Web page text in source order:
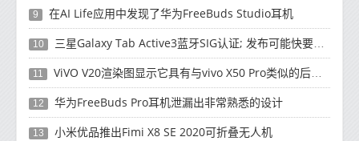
9 在AI Life应用中发现了华为FreeBuds Studio耳机
10 三星Galaxy Tab Active3蓝牙SIG认证; 发布可能快要结束了
11 ViVO V20渲染图显示它具有与vivo X50 Pro类似的后部设计
12 华为FreeBuds Pro耳机泄漏出非常熟悉的设计
13 小米优品推出Fimi X8 SE 2020可折叠无人机